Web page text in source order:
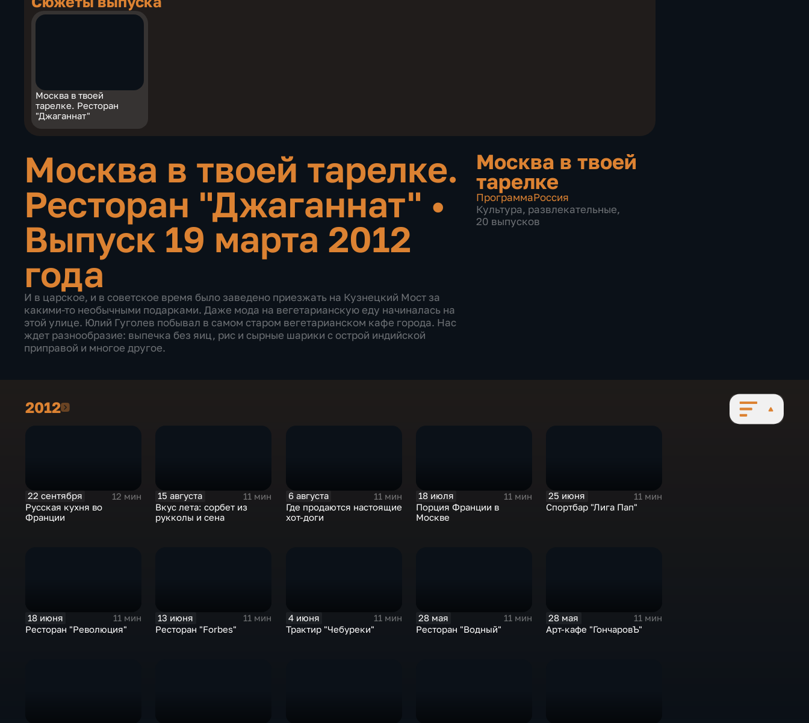
Москва в твоей
тарелке. Ресторан
"Джаганнат"
Москва в твоей тарелке.
Ресторан "Джаганнат" •
Выпуск 19 марта 2012
года
И в царское, и в советское время было заведено приезжать на Кузнецкий Мост за
какими-то необычными подарками. Даже мода на вегетарианскую еду начиналась на
этой улице. Юлий Гуголев побывал в самом старом вегетарианском кафе города. Нас
ждет разнообразие: выпечка без яиц, рис и сырные шарики с острой индийской
приправой и многое другое.
Москва в твоей
тарелке
ПрограммаРоссия
Культура, развлекательные,
20 выпусков
20122012
22 сентября
12 мин
Русская кухня во
Франции
15 августа
11 мин
Вкус лета: сорбет из
рукколы и сена
6 августа
11 мин
Где продаются настоящие
хот-доги
18 июля
11 мин
Порция Франции в
Москве
25 июня
11 мин
Спортбар "Лига Пап"
18 июня
11 мин
Ресторан "Революция"
13 июня
11 мин
Ресторан "Forbes"
4 июня
11 мин
Трактир "Чебуреки"
28 мая
11 мин
Ресторан "Водный"
28 мая
11 мин
Арт-кафе "ГончаровЪ"